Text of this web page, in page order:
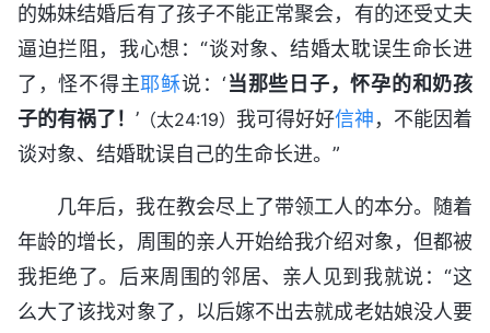
的姊妹结婚后有了孩子不能正常聚会，有的还受丈夫
逼迫拦阻，我心想：“谈对象、结婚太耽误生命长进
了，怪不得主耶稣说：‘当那些日子，怀孕的和奶孩
子的有祸了！ ’ （太24:19） 我可得好好信神，不能因着
谈对象、结婚耽误自己的生命长进。”
几年后，我在教会尽上了带领工人的本分。随着
年龄的增长，周围的亲人开始给我介绍对象，但都被
我拒绝了。后来周围的邻居、亲人见到我就说：“这
么大了该找对象了，以后嫁不出去就成老姑娘没人要